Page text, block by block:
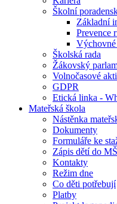
Školní
Základní
Prevence
Výchovné
Školská rada
Žákovský
Volnočasové
GDPR
Etická linka -
Mateřská škola
Nástěnka
Dokumenty
Formuláře ke
Zápis dětí do MŠ
Kontakty
Režim dne
Co děti potřebují
Platby